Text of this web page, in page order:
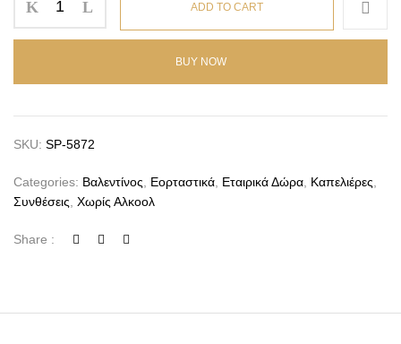
ADD TO CART
BUY NOW
SKU: SP-5872
Categories: Βαλεντίνος, Εορταστικά, Εταιρικά Δώρα, Καπελιέρες,
Συνθέσεις, Χωρίς Αλκοολ
Share :